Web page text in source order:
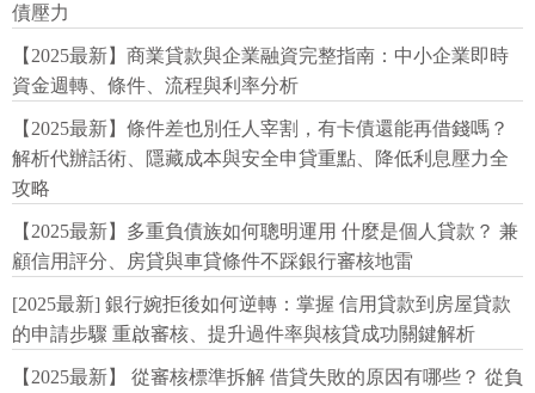
債壓力
【2025最新】商業貸款與企業融資完整指南：中小企業即時
資金週轉、條件、流程與利率分析
【2025最新】條件差也別任人宰割，有卡債還能再借錢嗎？
解析代辦話術、隱藏成本與安全申貸重點、降低利息壓力全
攻略
【2025最新】多重負債族如何聰明運用 什麼是個人貸款？ 兼
顧信用評分、房貸與車貸條件不踩銀行審核地雷
[2025最新] 銀行婉拒後如何逆轉：掌握 信用貸款到房屋貸款
的申請步驟 重啟審核、提升過件率與核貸成功關鍵解析
【2025最新】 從審核標準拆解 借貸失敗的原因有哪些？ 從負